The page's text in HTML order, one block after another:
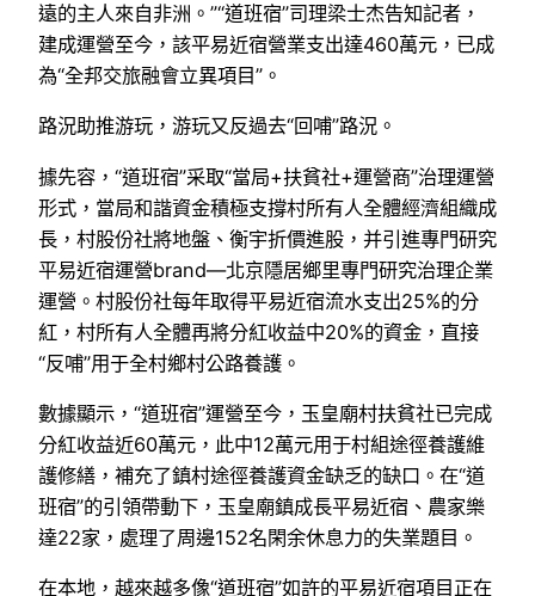
遠的主人來自非洲。”“道班宿”司理梁士杰告知記者，
建成運營至今，該平易近宿營業支出達460萬元，已成
為“全邦交旅融會立異項目”。
路況助推游玩，游玩又反過去“回哺”路況。
據先容，“道班宿”采取“當局+扶貧社+運營商”治理運營
形式，當局和諧資金積極支撐村所有人全體經濟組織成
長，村股份社將地盤、衡宇折價進股，并引進專門研究
平易近宿運營brand—北京隱居鄉里專門研究治理企業
運營。村股份社每年取得平易近宿流水支出25%的分
紅，村所有人全體再將分紅收益中20%的資金，直接
“反哺”用于全村鄉村公路養護。
數據顯示，“道班宿”運營至今，玉皇廟村扶貧社已完成
分紅收益近60萬元，此中12萬元用于村組途徑養護維
護修繕，補充了鎮村途徑養護資金缺乏的缺口。在“道
班宿”的引領帶動下，玉皇廟鎮成長平易近宿、農家樂
達22家，處理了周邊152名閑余休息力的失業題目。
在本地，越來越多像“道班宿”如許的平易近宿項目正在